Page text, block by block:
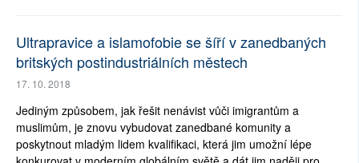
Ultrapravice a islamofobie se šíří v zanedbaných
britských postindustriálních městech
17. 10. 2018
Jediným způsobem, jak řešit nenávist vůči imigrantům a
muslimům, je znovu vybudovat zanedbané komunity a
poskytnout mladým lidem kvalifikaci, která jim umožní lépe